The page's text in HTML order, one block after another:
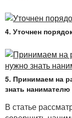
4. Уточнен
5. Принимаем на
знать нанимателю
В статье